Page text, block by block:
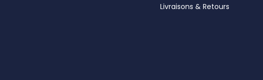
Livraisons & Retours